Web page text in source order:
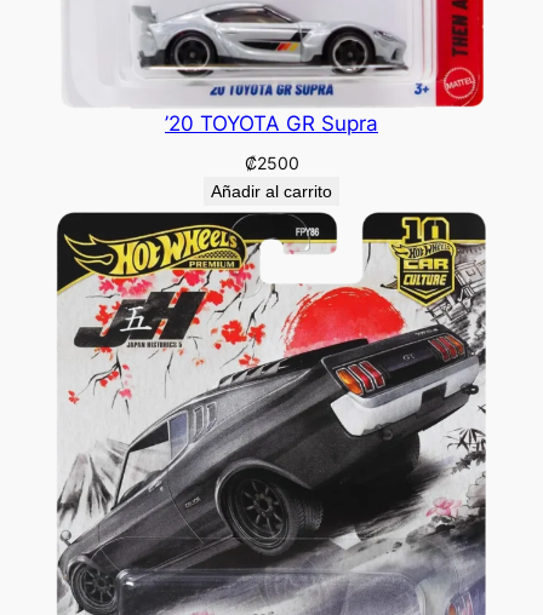
’20 TOYOTA GR Supra
₡2500
Añadir al carrito